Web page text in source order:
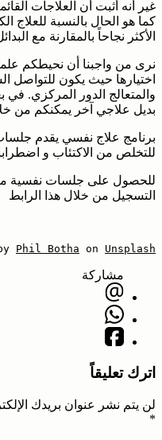
غير أنه أثبت أن العلاجات
كما هو الحال بالنسبة للعلاج
الأكثر نجاحاً بالمقارنة مع
نرى من واجبنا أن نحيطكم
اختيارها حيث يكون للتواصل
والمتعالج الدور المركزي.
بديل علاجي آخر يمكنكم من
برنامج علاج نفسي يقدم جلسات
للتخلص من الاكتئاب و
للحصول على جلسات نفسية
التسجيل من خلال هذا الرابط
Phil Botha on Unsplash
مشاركة
اترك تعليقاً
لن يتم نشر عنوان بريدك
*